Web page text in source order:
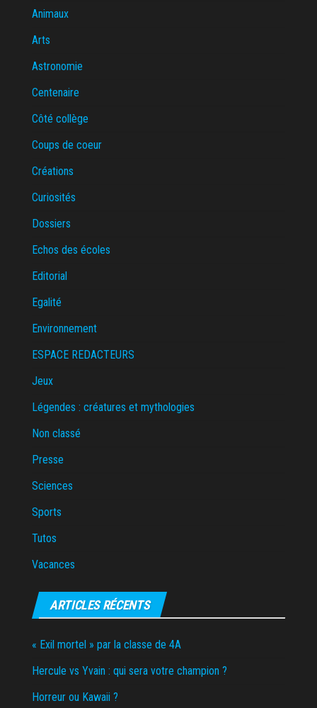
Animaux
Arts
Astronomie
Centenaire
Côté collège
Coups de coeur
Créations
Curiosités
Dossiers
Echos des écoles
Editorial
Egalité
Environnement
ESPACE REDACTEURS
Jeux
Légendes : créatures et mythologies
Non classé
Presse
Sciences
Sports
Tutos
Vacances
ARTICLES RÉCENTS
« Exil mortel » par la classe de 4A
Hercule vs Yvain : qui sera votre champion ?
Horreur ou Kawaii ?